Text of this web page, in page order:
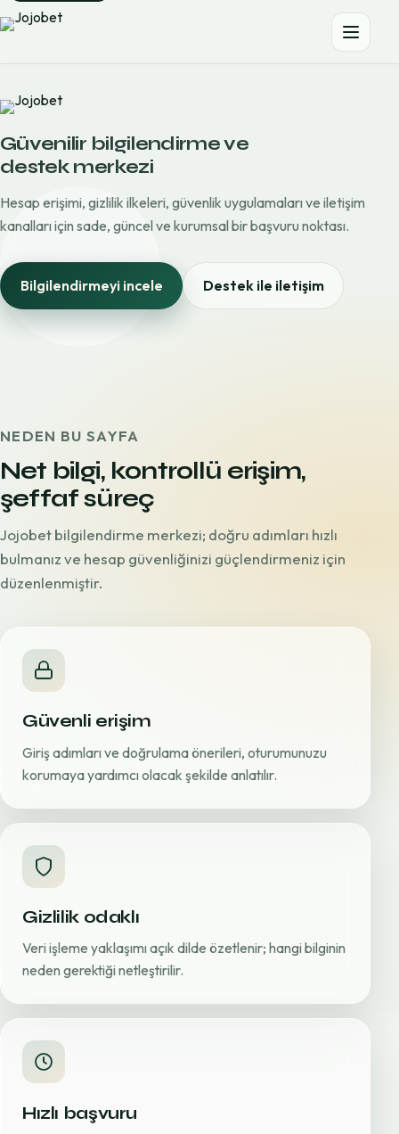
Güvenilir bilgilendirme ve
destek merkezi
Hesap erişimi, gizlilik ilkeleri, güvenlik uygulamaları ve iletişim
kanalları için sade, güncel ve kurumsal bir başvuru noktası.
Bilgilendirmeyi incele Destek ile iletişim
NEDEN BU SAYFA
Net bilgi, kontrollü erişim,
şeffaf süreç
Jojobet bilgilendirme merkezi; doğru adımları hızlı
bulmanız ve hesap güvenliğinizi güçlendirmeniz için
düzenlenmiştir.
Güvenli erişim
Giriş adımları ve doğrulama önerileri, oturumunuzu
korumaya yardımcı olacak şekilde anlatılır.
Gizlilik odaklı
Veri işleme yaklaşımı açık dilde özetlenir; hangi bilginin
neden gerektiği netleştirilir.
Hızlı başvuru